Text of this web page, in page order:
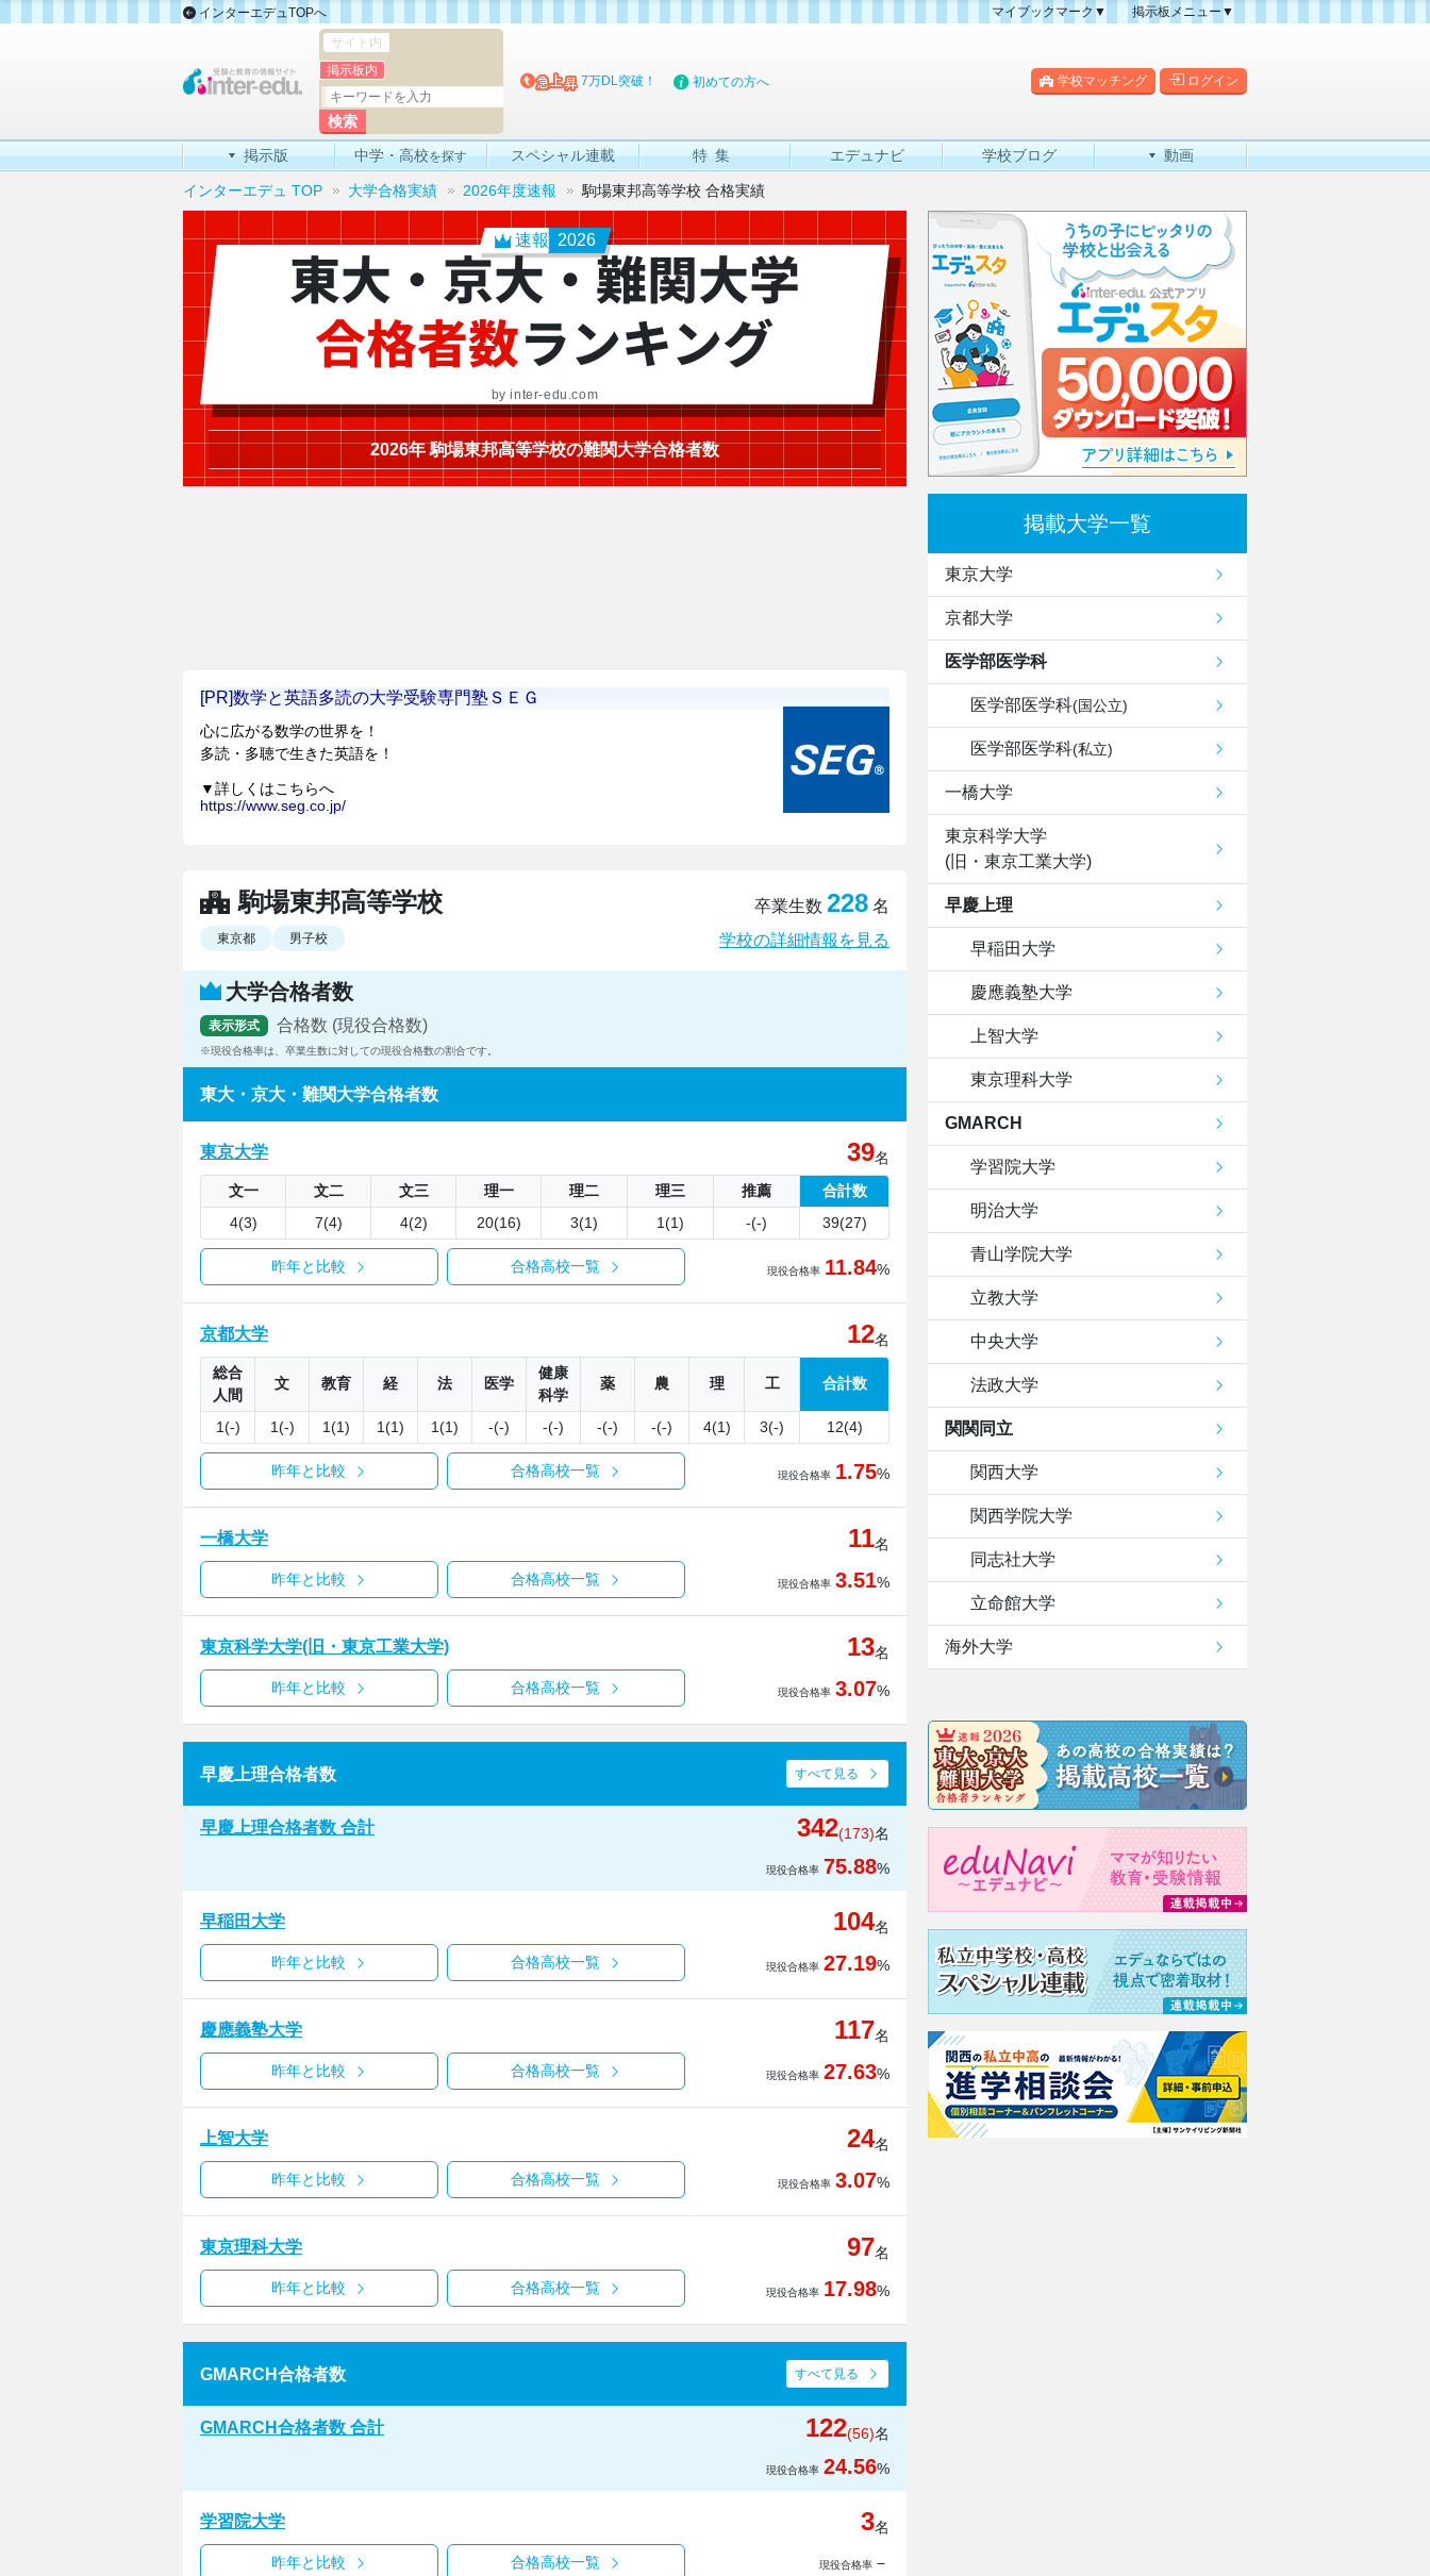
インターエデュTOPへ
マイブックマーク▼
掲示板メニュー▼
掲示板マップ
新着書き込み一覧
学校マッチング ログイン
サイト内
掲示板内
7万DL突破！ 初めての方へ
掲示版 中学・高校を探す スペシャル連載 特集 エデュナビ 学校ブログ 動画
インターエデュ TOP 大学合格実績 2026年度速報 駒場東邦高等学校 合格実績
速報 2026
東大・京大・難関大学
合格者数ランキング
by inter-edu.com
2026年 駒場東邦高等学校の難関大学合格者数
駒場東邦高等学校
東京都 男子校
卒業生数 228 名
学校の詳細情報を見る
大学合格者数
表示形式 合格数 (現役合格数)
現役合格率は、卒業生数に対しての現役合格数の割合です。
東大・京大・難関大学合格者数
東京大学 39名
文一
文二 文三 理一 理二 理三 推薦
合計数
4(3)
7(4) 4(2) 20(16) 3(1) 1(1) -(-) 39(27)
現役合格率 11.84%
昨年と比較 合格高校一覧
京都大学 12名
総合
人間
文 教育 経 法 医学
健康
科学
薬 農 理 工 合計数
1(-) 1(-) 1(1) 1(1) 1(1) -(-) -(-) -(-) -(-) 4(1) 3(-) 12(4)
現役合格率 1.75%
昨年と比較 合格高校一覧
一橋大学 11名
現役合格率 3.51%
昨年と比較 合格高校一覧
東京科学大学(旧・東京工業大学) 13名
現役合格率 3.07%
昨年と比較 合格高校一覧
早慶上理合格者数 すべて見る
早慶上理合格者数 合計 342(173)名
現役合格率 75.88%
早稲田大学 104名
現役合格率 27.19%
昨年と比較 合格高校一覧
慶應義塾大学 117名
現役合格率 27.63%
昨年と比較 合格高校一覧
上智大学 24名
現役合格率 3.07%
昨年と比較 合格高校一覧
東京理科大学 97名
現役合格率 17.98%
昨年と比較 合格高校一覧
GMARCH合格者数 すべて見る
GMARCH合格者数 合計 122(56)名
現役合格率 24.56%
学習院大学 3名
現役合格率 －
昨年と比較 合格高校一覧
掲載大学一覧
東京大学
京都大学
医学部医学科
医学部医学科(国公立)
医学部医学科(私立)
一橋大学
東京科学大学
(旧・東京工業大学)
早慶上理
早稲田大学
慶應義塾大学
上智大学
東京理科大学
GMARCH
学習院大学
明治大学
青山学院大学
立教大学
中央大学
法政大学
関関同立
関西大学
関西学院大学
同志社大学
立命館大学
海外大学